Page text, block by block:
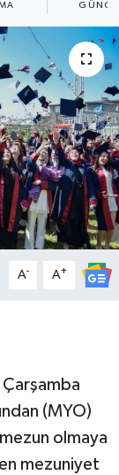
A- A+
(MYO)
olmaya
mezuniyet